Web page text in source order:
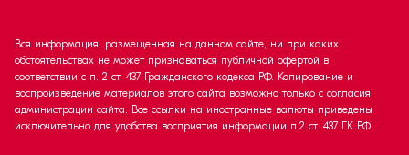
Вся информация, размещенная на данном сайте, ни при каких
обстоятельствах не может признаваться публичной офертой в
соответствии с п. 2 ст. 437 Гражданского кодекса РФ. Копирование и
воспроизведение материалов этого сайта возможно только с согласия
администрации сайта. Все ссылки на иностранные валюты приведены
исключительно для удобства восприятия информации п.2 ст. 437 ГК РФ.